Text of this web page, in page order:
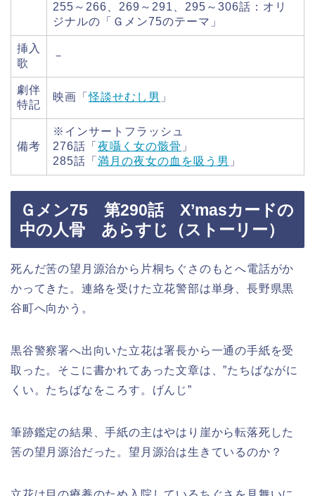
255～266、269～291、295～306話：オリ
ジナルの「Ｇメン75のテーマ」
挿入
歌
－
劇伴
特記
映画「怪談せむし男 」
備考
※インサートフラッシュ
276話「 夜囁く女の骸骨 」
285話「 満月の夜女の血を吸う男 」
Ｇメン75 第290話 X’masカードの
中の人骨 あらすじ（ストーリー）
死んだ筈の望月源治から片桐ちぐさのもとへ電話がか
かってきた。連絡を受けた立花警部は単身、長野県黒
谷町へ向かう。
黒谷警察署へ出向いた立花は署長から一通の手紙を受
取った。そこに書かれてあった文章は、”たちばながに
くい。たちばなをころす。げんじ”
筆跡鑑定の結果、手紙の主はやはり崖から転落死した
筈の望月源治だった。望月源治は生きているのか？